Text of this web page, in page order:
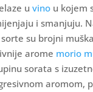
u vinou kojem
i smanjuju.
su brojni
arome morio
sorata s
aromom,